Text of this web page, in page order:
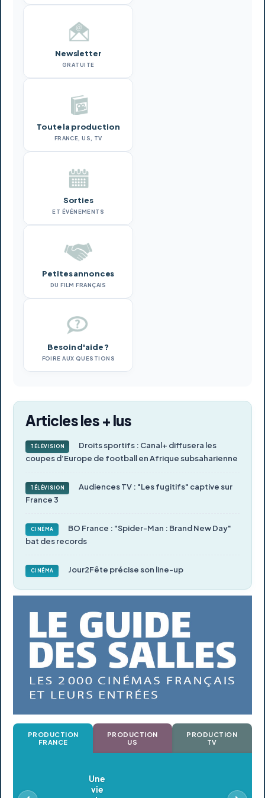
Newsletter
GRATUITE
Toute la production
FRANCE, US, TV
Sorties
ET ÉVÉNEMENTS
Petites annonces
DU FILM FRANÇAIS
Besoin d'aide ?
FOIRE AUX QUESTIONS
Articles les + lus
TÉLÉVISION
Droits sportifs : Canal+ diffusera les
coupes d’Europe de football en Afrique subsaharienne
TÉLÉVISION
Audiences TV : "Les fugitifs" captive sur
France 3
CINÉMA
BO France : "Spider-Man : Brand New Day"
bat des records
CINÉMA Jour2Fête précise son line-up
PRODUCTION
FRANCE
PRODUCTION
US
PRODUCTION
TV
Oldeupe
En postproduction